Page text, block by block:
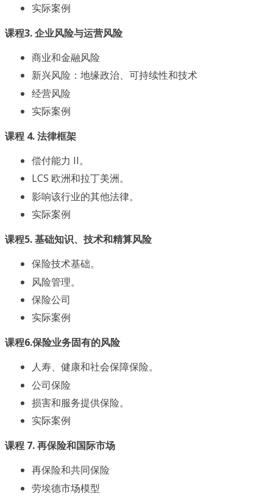
实际案例
课程3. 企业风险与运营风险
商业和金融风险
新兴风险：地缘政治、可持续性和技术
经营风险
实际案例
课程 4. 法律框架
偿付能力 II。
LCS 欧洲和拉丁美洲。
影响该行业的其他法律。
实际案例
课程5. 基础知识、技术和精算风险
保险技术基础。
风险管理。
保险公司
实际案例
课程6.保险业务固有的风险
人寿、健康和社会保障保险。
公司保险
损害和服务提供保险。
实际案例
课程 7. 再保险和国际市场
再保险和共同保险
劳埃德市场模型